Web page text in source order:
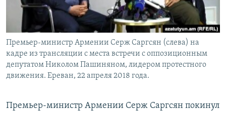
Премьер-министр Армении Серж Саргсян (слева) на
кадре из трансляции с места встречи с оппозиционным
депутатом Николом Пашиняном, лидером протестного
движения. Ереван, 22 апреля 2018 года.
Премьер-министр Армении Серж Саргсян покинул